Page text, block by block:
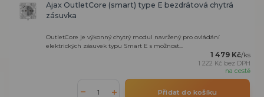
Ajax OutletCore (smart) type E bezdrátová chytrá
zásuvka
OutletCore je výkonný chytrý modul navržený pro ovládání
elektrických zásuvek typu Smart E s možnost...
1 479 Kč/ks
1 222 Kč bez DPH
na cestě
Přidat do košíku